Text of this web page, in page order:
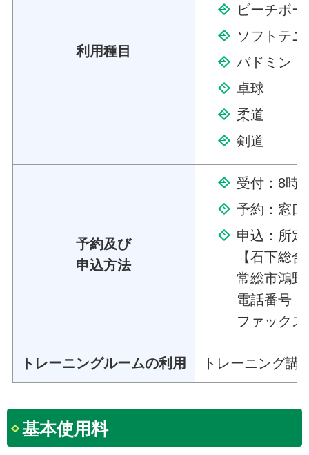
利用種目
ビーチボ
ソフトテニ
バドミント
卓球
柔道
剣道
予約及び
申込方法
受付：8時
予約：窓
申込：所
【石下総
常総市鴻
電話番号
ファック
トレーニングルームの利用 トレーニング講
基本使用料